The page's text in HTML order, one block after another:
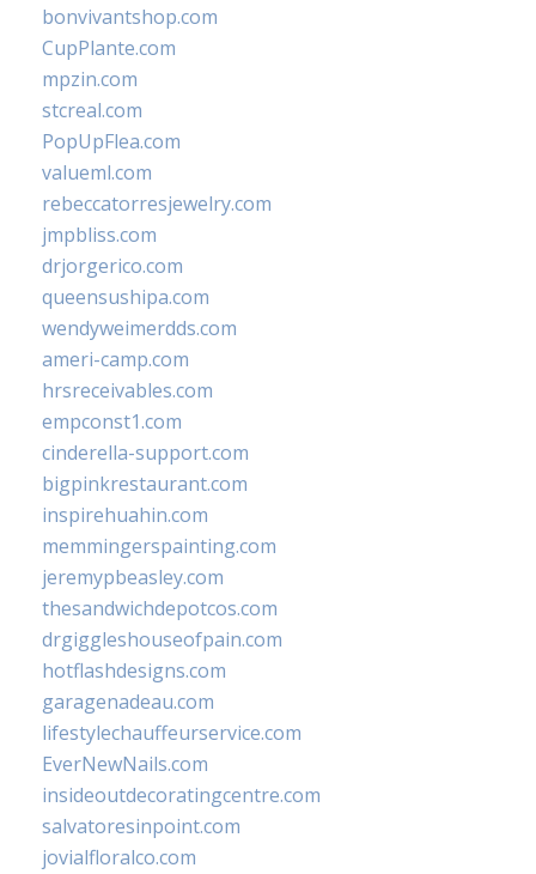
bonvivantshop.com
CupPlante.com
mpzin.com
stcreal.com
PopUpFlea.com
valueml.com
rebeccatorresjewelry.com
jmpbliss.com
drjorgerico.com
queensushipa.com
wendyweimerdds.com
ameri-camp.com
hrsreceivables.com
empconst1.com
cinderella-support.com
bigpinkrestaurant.com
inspirehuahin.com
memmingerspainting.com
jeremypbeasley.com
thesandwichdepotcos.com
drgiggleshouseofpain.com
hotflashdesigns.com
garagenadeau.com
lifestylechauffeurservice.com
EverNewNails.com
insideoutdecoratingcentre.com
salvatoresinpoint.com
jovialfloralco.com